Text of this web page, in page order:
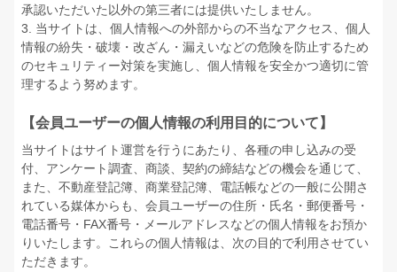
承認いただいた以外の第三者には提供いたしません。
3. 当サイトは、個人情報への外部からの不当なアクセス、個人
情報の紛失・破壊・改ざん・漏えいなどの危険を防止するため
のセキュリティー対策を実施し、個人情報を安全かつ適切に管
理するよう努めます。
【会員ユーザーの個人情報の利用目的について】
当サイトはサイト運営を行うにあたり、各種の申し込みの受
付、アンケート調査、商談、契約の締結などの機会を通じて、
また、不動産登記簿、商業登記簿、電話帳などの一般に公開さ
れている媒体からも、会員ユーザーの住所・氏名・郵便番号・
電話番号・FAX番号・メールアドレスなどの個人情報をお預か
りいたします。これらの個人情報は、次の目的で利用させてい
ただきます。